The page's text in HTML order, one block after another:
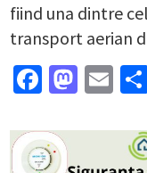
fiind una dintre
transport aerian